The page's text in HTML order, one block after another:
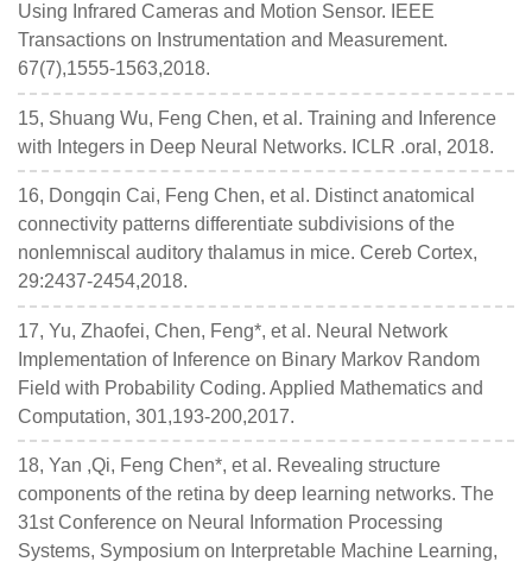
Using Infrared Cameras and Motion Sensor. IEEE
Transactions on Instrumentation and Measurement.
67(7),1555-1563,2018.
15, Shuang Wu, Feng Chen, et al. Training and Inference
with Integers in Deep Neural Networks. ICLR .oral, 2018.
16, Dongqin Cai, Feng Chen, et al. Distinct anatomical
connectivity patterns differentiate subdivisions of the
nonlemniscal auditory thalamus in mice. Cereb Cortex,
29:2437-2454,2018.
17, Yu, Zhaofei, Chen, Feng*, et al. Neural Network
Implementation of Inference on Binary Markov Random
Field with Probability Coding. Applied Mathematics and
Computation, 301,193-200,2017.
18, Yan ,Qi, Feng Chen*, et al. Revealing structure
components of the retina by deep learning networks. The
31st Conference on Neural Information Processing
Systems, Symposium on Interpretable Machine Learning,